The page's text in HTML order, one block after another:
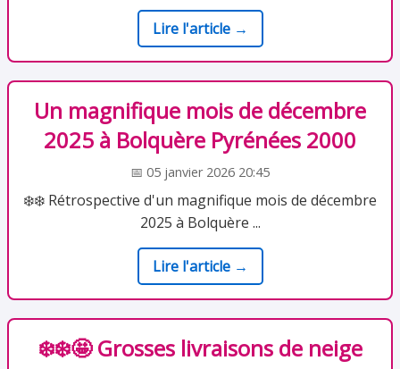
Lire l'article →
Un magnifique mois de décembre
2025 à Bolquère Pyrénées 2000
📅 05 janvier 2026 20:45
❄️❄️ Rétrospective d'un magnifique mois de décembre
2025 à Bolquère ...
Lire l'article →
❄️❄️🤩 Grosses livraisons de neige